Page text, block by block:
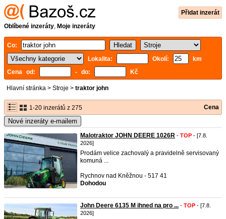
Přidat inzerát
Oblíbené inzeráty, Moje inzeráty
Co:
Lokalita:
Okolí:
km
Cena od:
- do: Kč
Hlavní stránka > Stroje > traktor john
1-20 inzerátů z 275 Cena
Nové inzeráty e-mailem
Malotraktor JOHN DEERE 1026R - TOP - [7.8.
2026]
Prodám velice zachovalý a pravidelně servisovaný
komuná ...
Rychnov nad Kněžnou - 517 41
Dohodou
John Deere 6135 M ihned na pro ... - TOP - [7.8.
2026]